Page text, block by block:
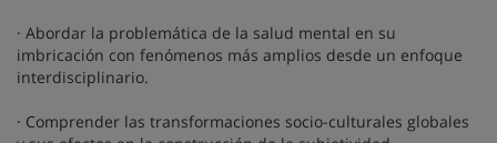
· Abordar la problemática de la salud mental en su
imbricación con fenómenos más amplios desde un enfoque
interdisciplinario.
· Comprender las transformaciones socio-culturales globales